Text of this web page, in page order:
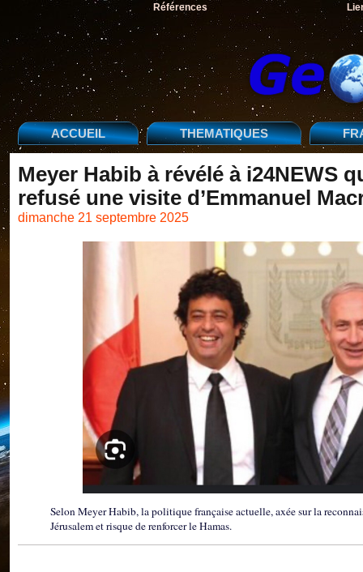
Références
ACCUEIL THEMATIQUES
Meyer Habib à révélé à i24NEWS
refusé une visite d’Emmanuel
dimanche 21 septembre 2025
Selon Meyer Habib, la politique française actuelle, axée sur la
Jérusalem et risque de renforcer le Hamas.